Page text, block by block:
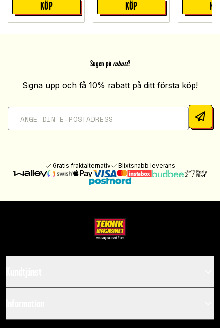
KÖP KÖP
Sugen på rabatt?
Signa upp och få 10% rabatt på ditt första köp!
Gratis fraktalternativ Blixtsnabb leverans